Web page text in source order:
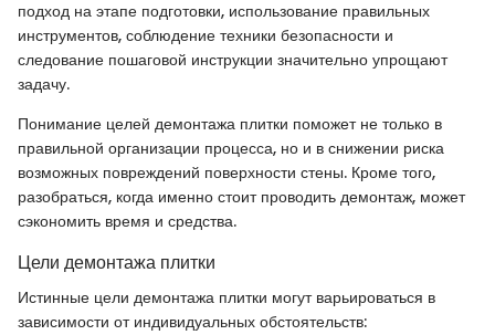
подход на этапе подготовки, использование правильных
инструментов, соблюдение техники безопасности и
следование пошаговой инструкции значительно упрощают
задачу.
Понимание целей демонтажа плитки поможет не только в
правильной организации процесса, но и в снижении риска
возможных повреждений поверхности стены. Кроме того,
разобраться, когда именно стоит проводить демонтаж, может
сэкономить время и средства.
Цели демонтажа плитки
Истинные цели демонтажа плитки могут варьироваться в
зависимости от индивидуальных обстоятельств: